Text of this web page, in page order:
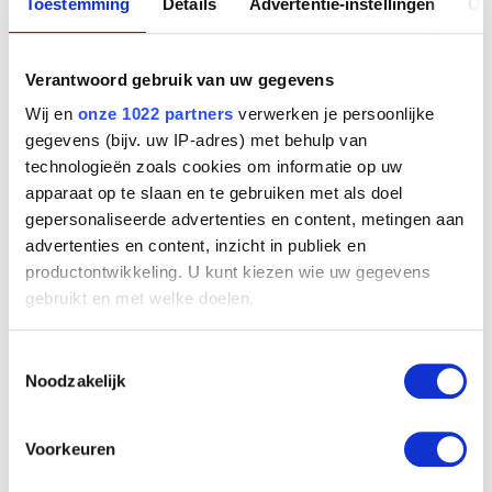
Verantwoord gebruik van uw gegevens
Wij en onze 1022 partners verwerken je persoonlijke
gegevens (bijv. uw IP-adres) met behulp van
technologieën zoals cookies om informatie op uw
apparaat op te slaan en te gebruiken met als doel
gepersonaliseerde advertenties en content, metingen aan
advertenties en content, inzicht in publiek en
productontwikkeling. U kunt kiezen wie uw gegevens
gebruikt en met welke doelen.
Informatie verzamelen over uw geografische
locatie, die tot een paar meter nauwkeurig kan zijn
scannen op specifieke eigenschappen (fingerprinting)
Noodzakelijk
Voorkeuren
Nachtausflug ins Welttal
Guillaume Hoorickx, genaamd Bill Orix